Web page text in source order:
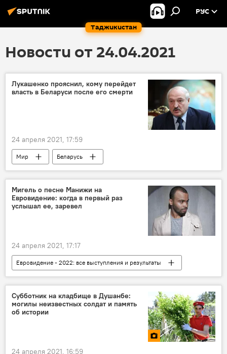
Таджикистан
РУС
Новости от 24.04.2021
Лукашенко прояснил, кому перейдет
власть в Беларуси после его смерти
24 апреля 2021, 17:59
Мир
Беларусь
Александр Лукашенко
Мигель о песне Манижи на
Евровидение: когда в первый раз
услышал ее, заревел
24 апреля 2021, 17:17
Евровидение - 2022: все выступления и результаты
Евровидение
Манижа Сангин
Субботник на кладбище в Душанбе:
могилы неизвестных солдат и память
об истории
24 апреля 2021, 16:59